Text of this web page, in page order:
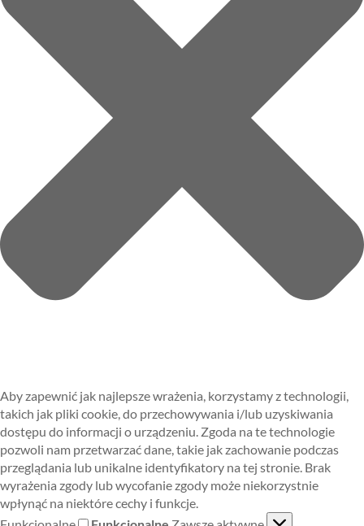
Aby zapewnić jak najlepsze wrażenia, korzystamy z technologii,
takich jak pliki cookie, do przechowywania i/lub uzyskiwania
dostępu do informacji o urządzeniu. Zgoda na te technologie
pozwoli nam przetwarzać dane, takie jak zachowanie podczas
przeglądania lub unikalne identyfikatory na tej stronie. Brak
wyrażenia zgody lub wycofanie zgody może niekorzystnie
wpłynąć na niektóre cechy i funkcje.